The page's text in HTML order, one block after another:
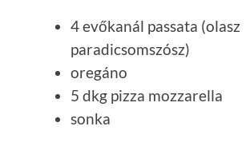
4 evőkanál passata (olasz
paradicsomszósz)
oregáno
5 dkg pizza mozzarella
sonka